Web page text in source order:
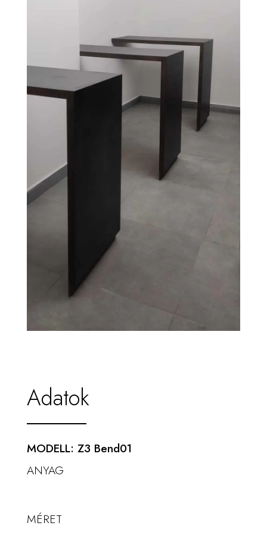
Adatok
MODELL: Z3 Bend01
ANYAG
MÉRET